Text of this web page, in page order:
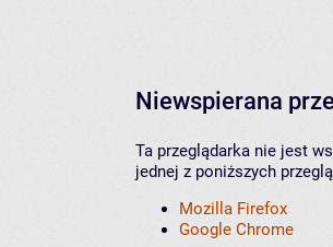
Niewspierana
Ta przeglądarka nie jest
jednej z poniższych
Mozilla Firefox
Google Chrome